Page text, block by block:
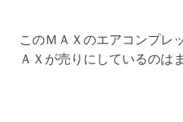
このＭＡＸのエアコンプレ
ＡＸが売りにしているのは